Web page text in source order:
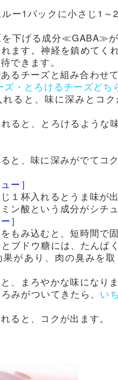
ー1パックに小さじ1
を下げる成分≪GABA≫
ます。神経を鎮めてく
できます。
るチーズと組み合わせ
ズ・とろけるチーズどち
ると、味に深みとコ
ると、とろけるような
と、味に深みがでてコ
ー］
１杯入れるとうま味が
ン酸という成分がシチ
］
もみ込むと、短時間で
ブドウ糖には、たんぱ
があり、肉の臭みを
、まろやかな味になり
みがついてきたら、 い
ると、コクが出ます。